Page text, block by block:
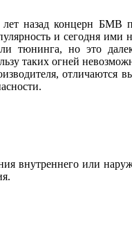
назад концерн БМВ
и сегодня
тюнинга, но это
таких огней
отличаются
внутреннего или